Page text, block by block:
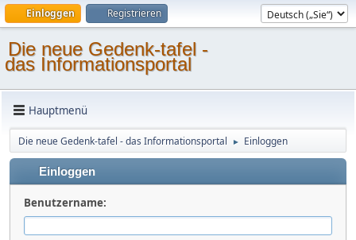
Einloggen Registrieren
Die neue Gedenk-tafel -
das Informationsportal
Hauptmenü
Die neue Gedenk-tafel - das Informationsportal ► Einloggen
Einloggen
Benutzername: